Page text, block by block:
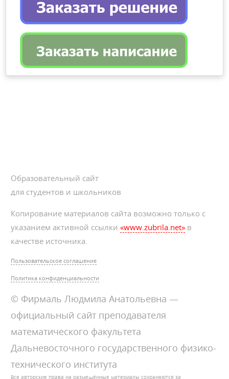
Образовательный сайт
для студентов и школьников
Копирование материалов сайта возможно только с
указанием активной ссылки«www.zubrila.net» в
качестве источника.
Пользовательское соглашение
Политика конфиденциальности
© Фирмаль Людмила Анатольевна —
официальный сайт преподавателя
математического факультета
Дальневосточного государственного физико-
технического института
Все авторские права на размещённые материалы сохраняются за